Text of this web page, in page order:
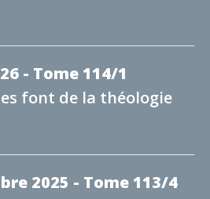
- Tome 114/1
font de la théologie
2025 - Tome 113/4